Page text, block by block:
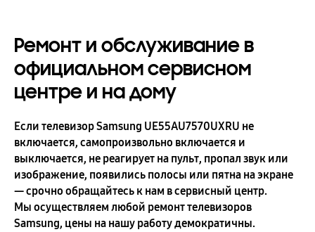
Ремонт и обслуживание в
официальном сервисном
центре и на дому
Если телевизор Samsung UE55AU7570UXRU не
включается, самопроизвольно включается и
выключается, не реагирует на пульт, пропал звук или
изображение, появились полосы или пятна на экране
— срочно обращайтесь к нам в сервисный центр.
Мы осуществляем любой ремонт телевизоров
Samsung, цены на нашу работу демократичны.